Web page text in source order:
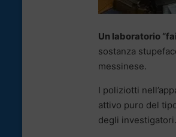
Un laboratorio
sostanza
messinese.
I poliziotti
attivo puro del
degli investigatori.